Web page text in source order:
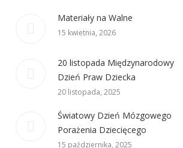
Materiały na Walne
15 kwietnia, 2026
20 listopada Międzynarodowy
Dzień Praw Dziecka
20 listopada, 2025
Światowy Dzień Mózgowego
Porażenia Dziecięcego
15 października, 2025